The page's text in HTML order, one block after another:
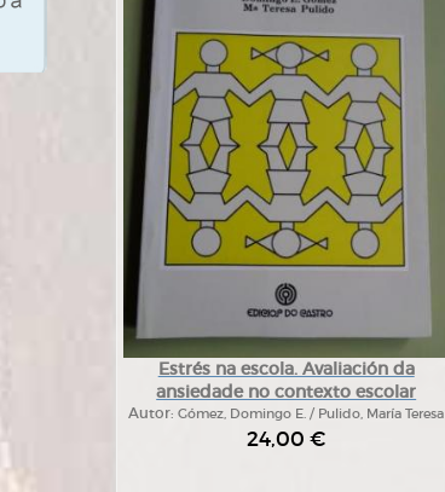
Estrés na escola. Avaliación da
ansiedade no contexto escolar
Autor:Gómez, Domingo E. / Pulido, María Teresa
24,00 €